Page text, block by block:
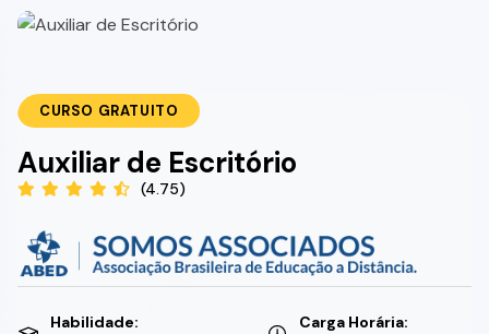
CURSO GRATUITO
Auxiliar de Escritório
(4.75)
Habilidade: Carga Horária: